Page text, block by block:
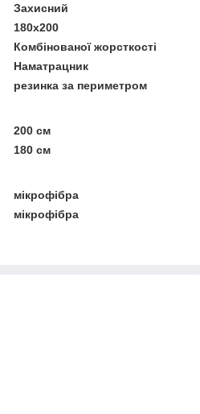
Захисний
180x200
Комбінованої жорсткості
Наматрацник
резинка за периметром
200 см
180 см
мікрофібра
мікрофібра